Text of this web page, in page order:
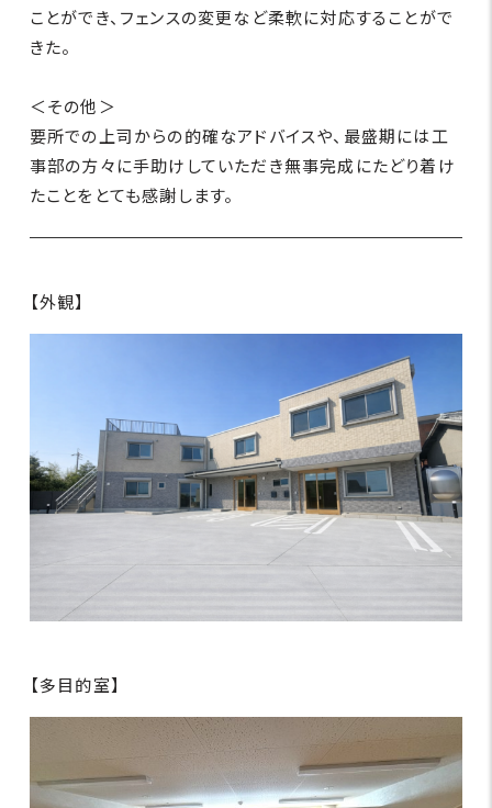
ことができ、フェンスの変更など柔軟に対応することがで
きた。
＜その他＞
要所での上司からの的確なアドバイスや、最盛期には工
事部の方々に手助けしていただき無事完成にたどり着け
たことをとても感謝します。
【外観】
【多目的室】